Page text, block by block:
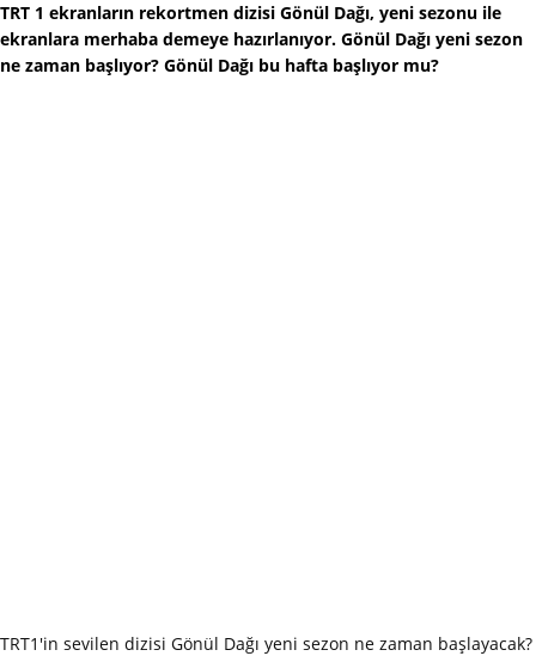
TRT 1 ekranların rekortmen dizisi Gönül Dağı, yeni sezonu ile
ekranlara merhaba demeye hazırlanıyor. Gönül Dağı yeni sezon
ne zaman başlıyor? Gönül Dağı bu hafta başlıyor mu?
TRT1'in sevilen dizisi Gönül Dağı yeni sezon ne zaman başlayacak?